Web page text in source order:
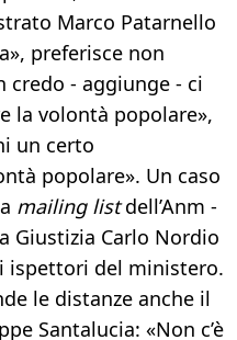
Marco Patarnello
preferisce non
credo - aggiunge - ci
la volontà popolare»,
un certo
popolare». Un caso
mailing listdell’Anm -
Giustizia Carlo Nordio
ispettori del ministero.
le distanze anche il
Santalucia: «Non c’è